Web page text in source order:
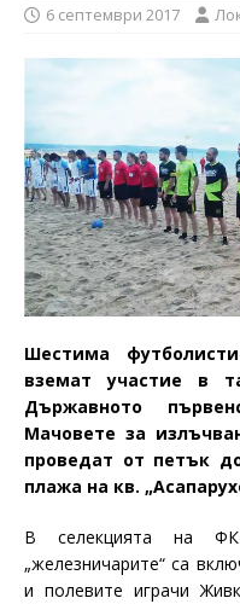
6 септември 2017
Шестима
вземат участие в
Държавното
Мачовете за
проведат от петък
плажа на кв.
В селекцията на
„железничарите“ са
и полевите играчи